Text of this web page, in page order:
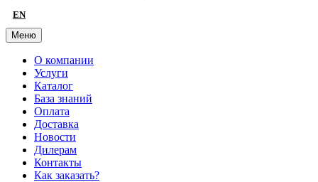
EN
Меню
О компании
Услуги
Каталог
База знаний
Оплата
Доставка
Новости
Дилерам
Контакты
Как заказать?